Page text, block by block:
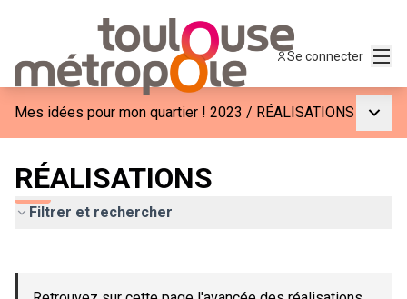
Se connecter
Mes idées pour mon quartier ! 2023 / RÉALISATIONS
RÉALISATIONS
Filtrer et rechercher